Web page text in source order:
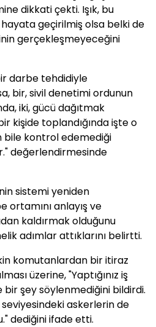
dikkati çekti. Işık, bu
geçirilmiş olsa belki de
gerçekleşmeyeceğini
darbe tehdidiyle
bir, sivil denetimi ordunun
iki, gücü dağıtmak
kişide toplandığında işte o
bile kontrol edemediği
değerlendirmesinde
sistemi yeniden
ortamını anlayış ve
kaldırmak olduğunu
adımlar attıklarını belirtti.
komutanlardan bir itiraz
üzerine, "Yaptığınız iş
bir şey söylenmediğini bildirdi.
askerlerin de
dediğini ifade etti.